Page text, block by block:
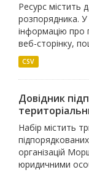
Ресурс містить
розпорядника. У
інформацію про
веб-сторінку,
CSV
Довідник
Набір містить
організацій
юридичними